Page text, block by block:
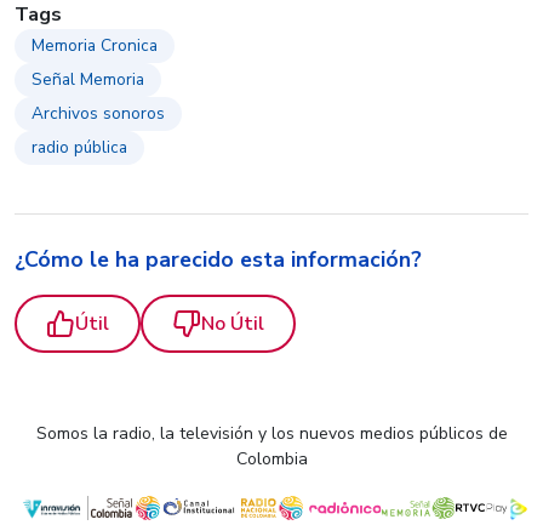
Tags
Memoria Cronica
Señal Memoria
Archivos sonoros
radio pública
¿Cómo le ha parecido esta información?
Útil No Útil
Somos la radio, la televisión y los nuevos medios públicos de
Colombia